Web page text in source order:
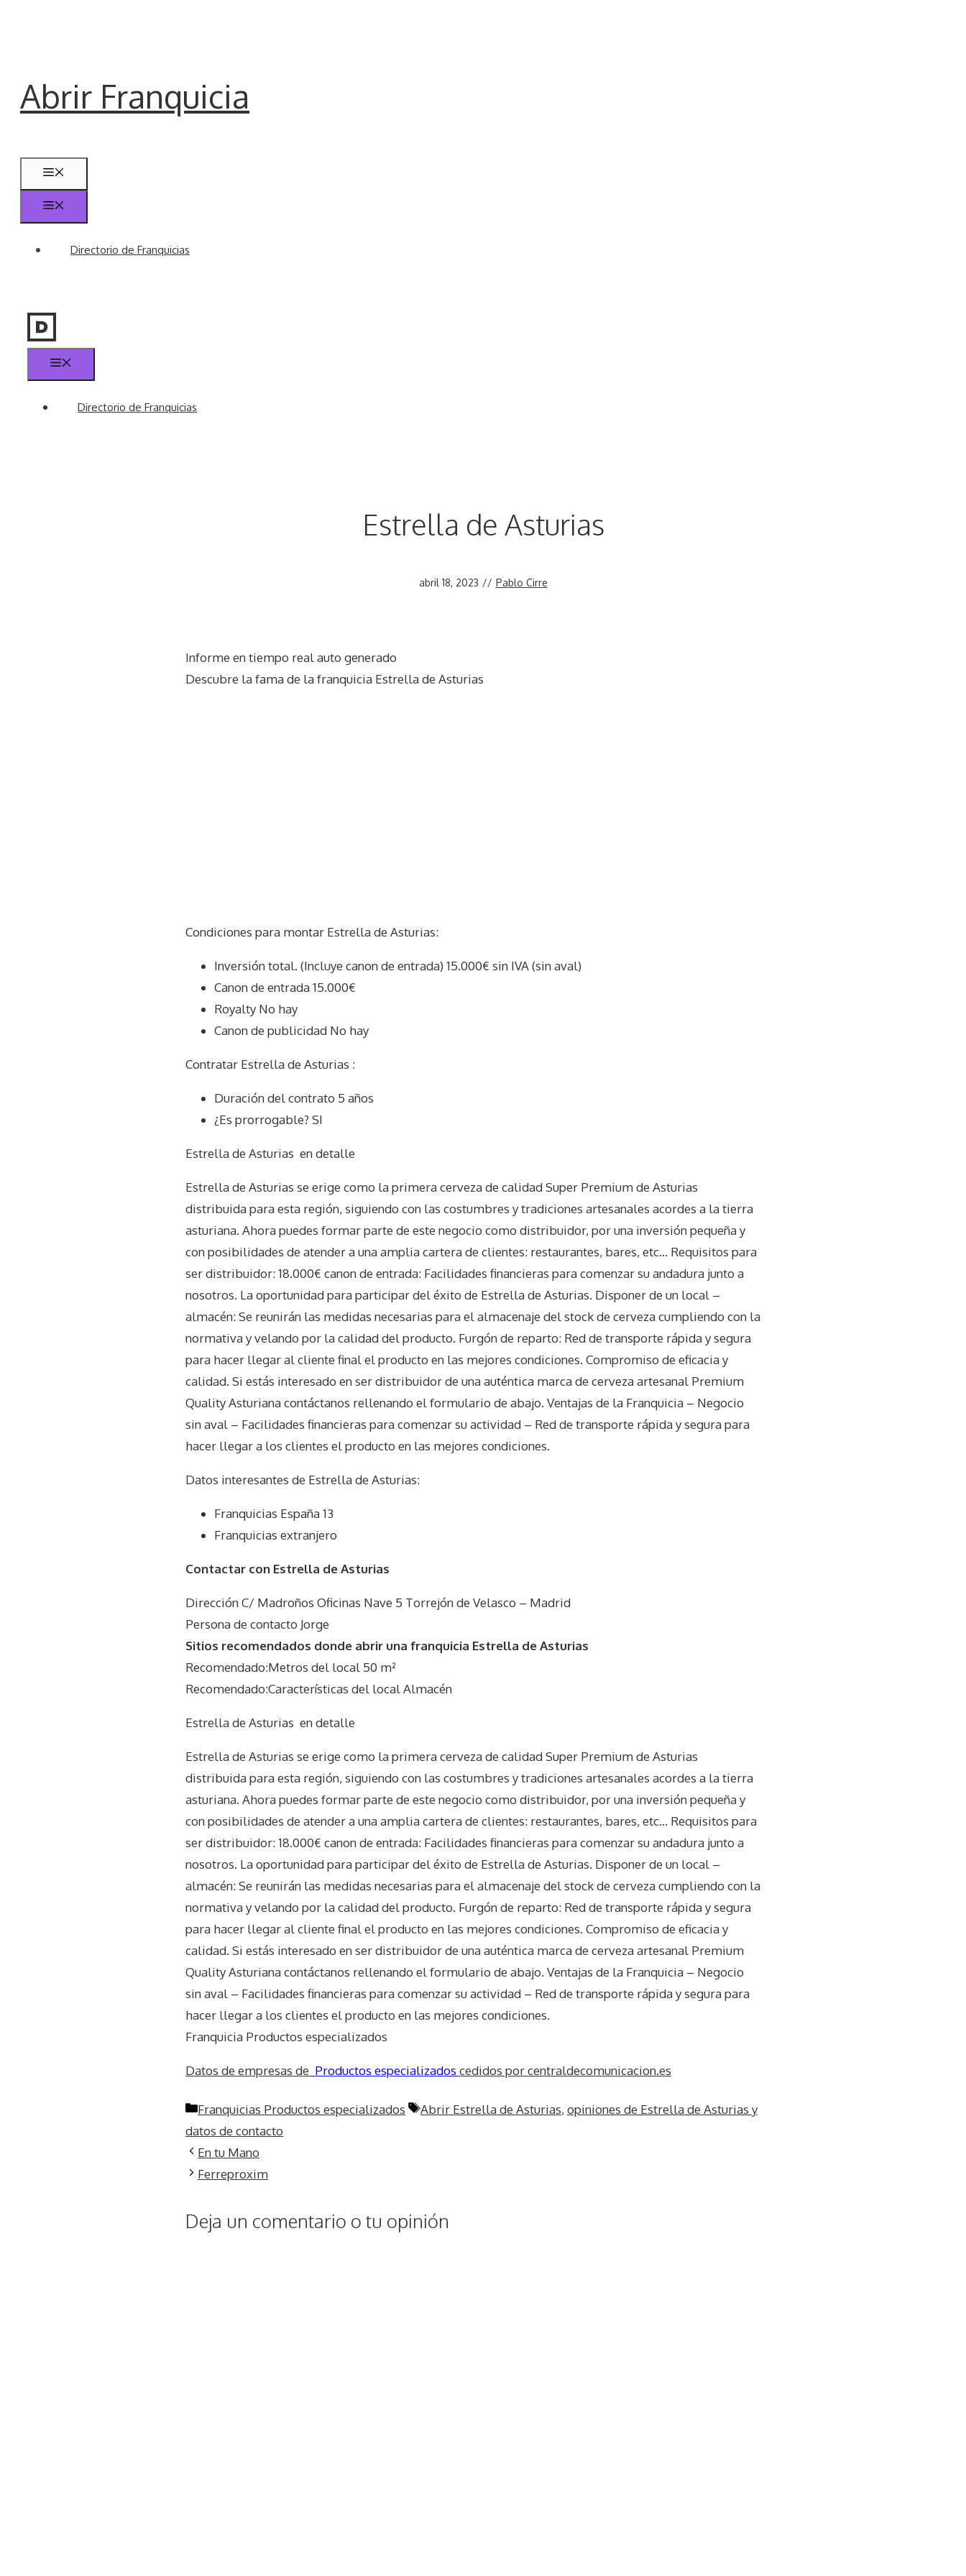
Abrir Franquicia
Directorio de Franquicias
Directorio de Franquicias
Estrella de Asturias
abril 18, 2023 // Pablo Cirre
Informe en tiempo real auto generado
Descubre la fama de la franquicia Estrella de Asturias
Condiciones para montar Estrella de Asturias:
Inversión total. (Incluye canon de entrada) 15.000€ sin IVA (sin aval)
Canon de entrada 15.000€
Royalty No hay
Canon de publicidad No hay
Contratar Estrella de Asturias :
Duración del contrato 5 años
¿Es prorrogable? SI
Estrella de Asturias en detalle
Estrella de Asturias se erige como la primera cerveza de calidad Super Premium de Asturias
distribuida para esta región, siguiendo con las costumbres y tradiciones artesanales acordes a la tierra
asturiana. Ahora puedes formar parte de este negocio como distribuidor, por una inversión pequeña y
con posibilidades de atender a una amplia cartera de clientes: restaurantes, bares, etc… Requisitos para
ser distribuidor: 18.000€ canon de entrada: Facilidades financieras para comenzar su andadura junto a
nosotros. La oportunidad para participar del éxito de Estrella de Asturias. Disponer de un local –
almacén: Se reunirán las medidas necesarias para el almacenaje del stock de cerveza cumpliendo con la
normativa y velando por la calidad del producto. Furgón de reparto: Red de transporte rápida y segura
para hacer llegar al cliente final el producto en las mejores condiciones. Compromiso de eficacia y
calidad. Si estás interesado en ser distribuidor de una auténtica marca de cerveza artesanal Premium
Quality Asturiana contáctanos rellenando el formulario de abajo. Ventajas de la Franquicia – Negocio
sin aval – Facilidades financieras para comenzar su actividad – Red de transporte rápida y segura para
hacer llegar a los clientes el producto en las mejores condiciones.
Datos interesantes de Estrella de Asturias:
Franquicias España 13
Franquicias extranjero
Contactar con Estrella de Asturias
Dirección C/ Madroños Oficinas Nave 5 Torrejón de Velasco – Madrid
Persona de contacto Jorge
Sitios recomendados donde abrir una franquicia Estrella de Asturias
Recomendado:Metros del local 50 m²
Recomendado:Características del local Almacén
Estrella de Asturias en detalle
Estrella de Asturias se erige como la primera cerveza de calidad Super Premium de Asturias
distribuida para esta región, siguiendo con las costumbres y tradiciones artesanales acordes a la tierra
asturiana. Ahora puedes formar parte de este negocio como distribuidor, por una inversión pequeña y
con posibilidades de atender a una amplia cartera de clientes: restaurantes, bares, etc… Requisitos para
ser distribuidor: 18.000€ canon de entrada: Facilidades financieras para comenzar su andadura junto a
nosotros. La oportunidad para participar del éxito de Estrella de Asturias. Disponer de un local –
almacén: Se reunirán las medidas necesarias para el almacenaje del stock de cerveza cumpliendo con la
normativa y velando por la calidad del producto. Furgón de reparto: Red de transporte rápida y segura
para hacer llegar al cliente final el producto en las mejores condiciones. Compromiso de eficacia y
calidad. Si estás interesado en ser distribuidor de una auténtica marca de cerveza artesanal Premium
Quality Asturiana contáctanos rellenando el formulario de abajo. Ventajas de la Franquicia – Negocio
sin aval – Facilidades financieras para comenzar su actividad – Red de transporte rápida y segura para
hacer llegar a los clientes el producto en las mejores condiciones.
Franquicia Productos especializados
Datos de empresas de Productos especializados cedidos por centraldecomunicacion.es
Categorías
Franquicias Productos especializados Etiquetas
Abrir Estrella de Asturias, opiniones de Estrella de Asturias y
datos de contacto
En tu Mano
Ferreproxim
Deja un comentario o tu opinión